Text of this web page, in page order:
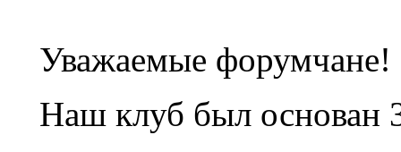
Уважаемые форумчане!
Наш клуб был основан